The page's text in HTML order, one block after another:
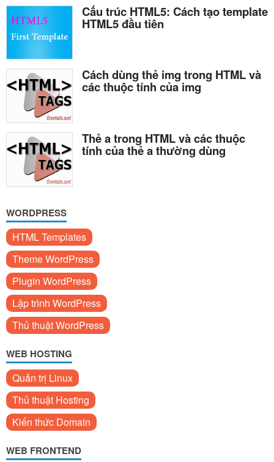
Cấu trúc HTML5: Cách tạo template
HTML5 đầu tiên
Cách dùng thẻ img trong HTML và
các thuộc tính của img
Thẻ a trong HTML và các thuộc
tính của thẻ a thường dùng
WORDPRESS
HTML Templates
Theme WordPress
Plugin WordPress
Lập trình WordPress
Thủ thuật WordPress
WEB HOSTING
Quản trị Linux
Thủ thuật Hosting
Kiến thức Domain
WEB FRONTEND